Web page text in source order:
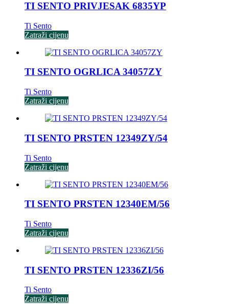
TI SENTO PRIVJESAK 6835YP
Ti Sento
Zatraži cijenu
TI SENTO OGRLICA 34057ZY
Ti Sento
Zatraži cijenu
TI SENTO PRSTEN 12349ZY/54
Ti Sento
Zatraži cijenu
TI SENTO PRSTEN 12340EM/56
Ti Sento
Zatraži cijenu
TI SENTO PRSTEN 12336ZI/56
Ti Sento
Zatraži cijenu